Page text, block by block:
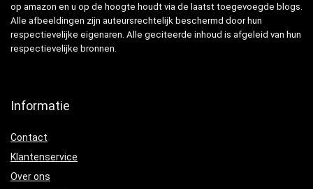
op amazon en u op de hoogte houdt via de laatst toegevoegde blogs.
Alle afbeeldingen zijn auteursrechtelijk beschermd door hun
respectievelijke eigenaren. Alle geciteerde inhoud is afgeleid van hun
respectievelijke bronnen.
Informatie
Contact
Klantenservice
Over ons